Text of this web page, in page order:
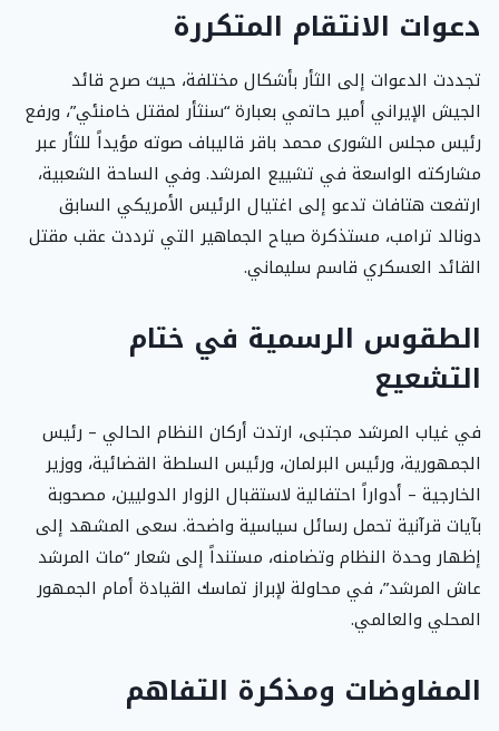
دعوات الانتقام المتكررة
تجددت الدعوات إلى الثأر بأشكال مختلفة، حيث صرح قائد
الجيش الإيراني أمير حاتمي بعبارة “سنثأر لمقتل خامنئي”، ورفع
رئيس مجلس الشورى محمد باقر قاليباف صوته مؤيداً للثأر عبر
مشاركته الواسعة في تشييع المرشد. وفي الساحة الشعبية،
ارتفعت هتافات تدعو إلى اغتيال الرئيس الأمريكي السابق
دونالد ترامب، مستذكرة صياح الجماهير التي ترددت عقب مقتل
القائد العسكري قاسم سليماني.
الطقوس الرسمية في ختام
التشعيع
في غياب المرشد مجتبى، ارتدت أركان النظام الحالي – رئيس
الجمهورية، ورئيس البرلمان، ورئيس السلطة القضائية، ووزير
الخارجية – أدواراً احتفالية لاستقبال الزوار الدوليين، مصحوبة
بآيات قرآنية تحمل رسائل سياسية واضحة. سعى المشهد إلى
إظهار وحدة النظام وتضامنه، مستنداً إلى شعار “مات المرشد
عاش المرشد”، في محاولة لإبراز تماسك القيادة أمام الجمهور
المحلي والعالمي.
المفاوضات ومذكرة التفاهم